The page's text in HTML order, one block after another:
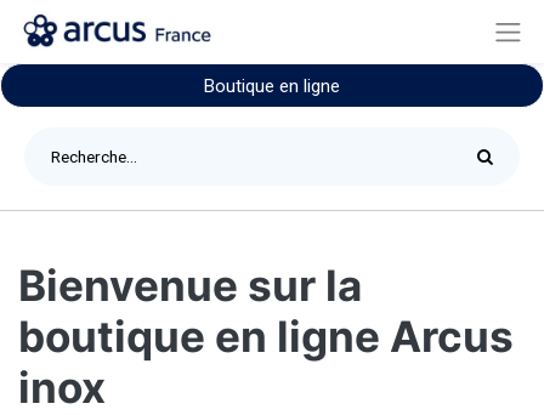
Boutique en ligne
Bienvenue sur la
boutique en ligne Arcus
inox